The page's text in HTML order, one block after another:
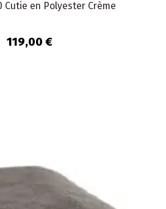
Cutie en Polyester Crème
119,00 €